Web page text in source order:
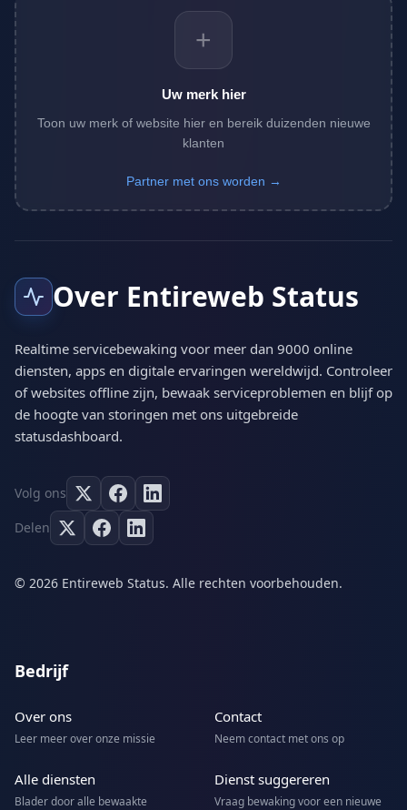
+
Uw merk hier
Toon uw merk of website hier en bereik duizenden nieuwe
klanten
Partner met ons worden →
Over Entireweb Status
Realtime servicebewaking voor meer dan 9000 online
diensten, apps en digitale ervaringen wereldwijd. Controleer
of websites offline zijn, bewaak serviceproblemen en blijf op
de hoogte van storingen met ons uitgebreide
statusdashboard.
Volg ons
Delen
© 2026 Entireweb Status. Alle rechten voorbehouden.
Bedrijf
Over ons
Leer meer over onze missie
Contact
Neem contact met ons op
Alle diensten
Blader door alle bewaakte
Dienst suggereren
Vraag bewaking voor een nieuwe